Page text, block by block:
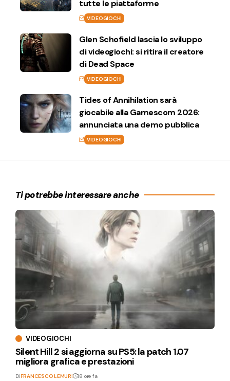
tutte le piattaforme
VIDEOGIOCHI
Glen Schofield lascia lo sviluppo
di videogiochi: si ritira il creatore
di Dead Space
VIDEOGIOCHI
Tides of Annihilation sarà
giocabile alla Gamescom 2026:
annunciata una demo pubblica
VIDEOGIOCHI
Ti potrebbe interessare anche
VIDEOGIOCHI
Silent Hill 2 si aggiorna su PS5: la patch 1.07
migliora grafica e prestazioni
DiFRANCESCO LEMURI 18 ore fa